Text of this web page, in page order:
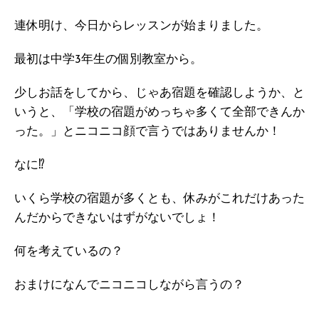
連休明け、今日からレッスンが始まりました。
最初は中学3年生の個別教室から。
少しお話をしてから、じゃあ宿題を確認しようか、と
いうと、「学校の宿題がめっちゃ多くて全部できんか
った。」とニコニコ顔で言うではありませんか！
なに⁉
いくら学校の宿題が多くとも、休みがこれだけあった
んだからできないはずがないでしょ！
何を考えているの？
おまけになんでニコニコしながら言うの？